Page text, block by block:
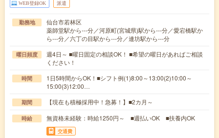
WEB登録OK 派遣
勤務地
仙台市若林区
薬師堂駅から---分／河原町(宮城県)駅から---分／愛宕橋駅か
ら---分／六丁の目駅から---分／連坊駅から---分
曜日頻度
週4日～ ■曜日固定の相談OK！ ■希望の曜日があればご相談
ください！
時間
1日5時間からOK！■シフト例(1)8:00～13:00(2)10:00～
15:00(3)12:00…
期間 【現在も積極採用中！急募！】■2カ月～
時給 無資格未経験：時給1250円～ ■週払いOK ■扶養内OK
交通費